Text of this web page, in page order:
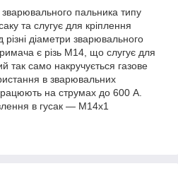
пальника типу
та слугує для кріплення
різні діаметри зварювального
є різь М14, що слугує для
так само накручується газове
в зварювальних
на струмах до 600 А.
в гусак — М14х1